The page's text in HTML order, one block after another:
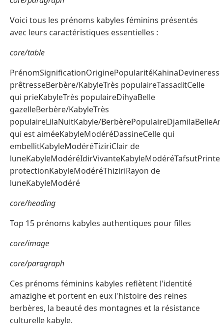
Voici tous les prénoms kabyles féminins présentés
avec leurs caractéristiques essentielles :
core/table
prêtresseBerbère/KabyleTrès populaireTassaditCelle
qui prieKabyleTrès populaireDihyaBelle
gazelleBerbère/KabyleTrès
populaireLilaNuitKabyle/
qui est aiméeKabyleModéréDassineCelle qui
embellitKabyleModéréTiziriClair de
protectionKabyleModéréThiziriRayon de
luneKabyleModéré
core/heading
Top 15 prénoms kabyles authentiques pour filles
core/image
core/paragraph
Ces prénoms féminins kabyles reflètent l'identité
amazighe et portent en eux l'histoire des reines
berbères, la beauté des montagnes et la résistance
culturelle kabyle.